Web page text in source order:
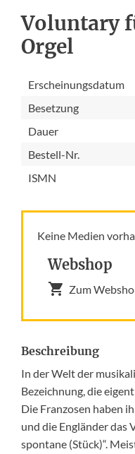
Voluntary
Orgel
Erscheinungsdatum
Besetzung
Dauer
Bestell-Nr.
ISMN
Keine Medien
Webshop
Zum
Beschreibung
In der Welt der
Bezeichnung, die
Die Franzosen haben
und die Engländer das
spontane (Stück)“.